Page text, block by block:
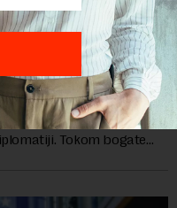
nije uklonio
Francuske u
diplomatkinja sa više od
Tokom bogate